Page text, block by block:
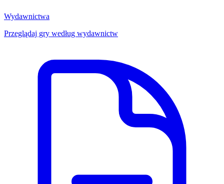
Wydawnictwa
Przeglądaj gry według wydawnictw